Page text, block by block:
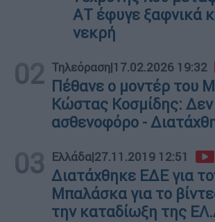
ΑΤ έφυγε ξαφνικά
νεκρή
02 Τηλεόραση|17.02.2026 19:32
Πέθανε ο μοντέρ του
Κώστας Κοσμίδης:
ασθενοφόρο -
03 Ελλάδα|27.11.2019 12:51
Διατάχθηκε ΕΔΕ για
Μπαλάσκα για το
την καταδίωξη της